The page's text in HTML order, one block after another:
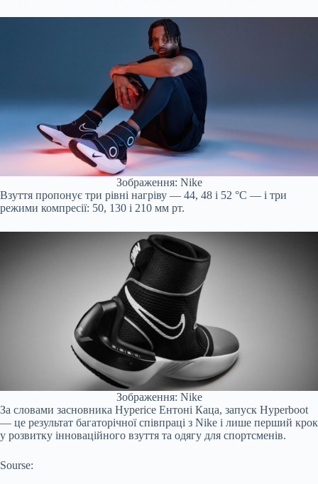
Зображення: Nike
Взуття пропонує три рівні нагріву — 44, 48 і 52 °C — і три
режими компресії: 50, 130 і 210 мм рт.
Зображення: Nike
За словами засновника Hyperice Ентоні Каца, запуск Hyperboot
— це результат багаторічної співпраці з Nike і лише перший крок
у розвитку інноваційного взуття та одягу для спортсменів.
Sourse: